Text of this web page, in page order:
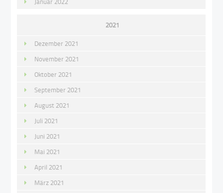
2021
Dezember 2021
November 2021
Oktober 2021
September 2021
August 2021
Juli 2021
Juni 2021
Mai 2021
April 2021
März 2021